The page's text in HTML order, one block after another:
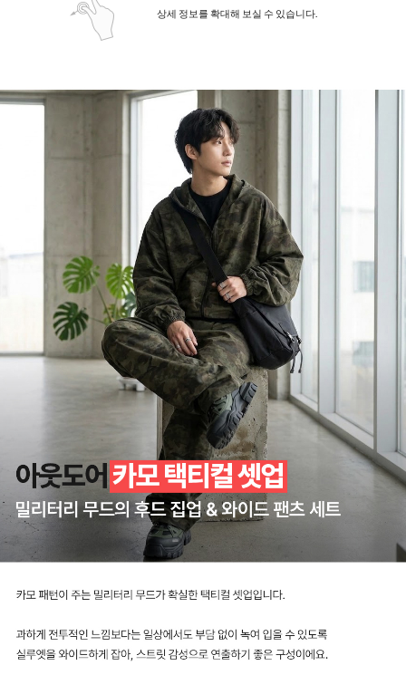
상세 정보를 확대해 보실 수 있습니다.